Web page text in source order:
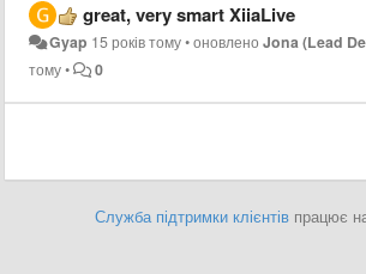
great, very smart XiiaLive
Gyap 15 років тому•оновленоJona (Lead
тому• 0
Служба підтримки клієнтів працює